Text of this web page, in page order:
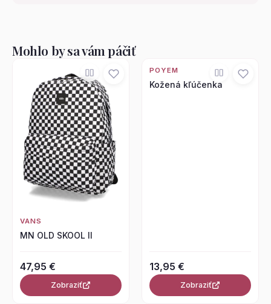
Mohlo by sa vám páčiť
VANS
MN OLD SKOOL II
47,95 €
Zobraziť
POYEM
Kožená kľúčenka
13,95 €
Zobraziť